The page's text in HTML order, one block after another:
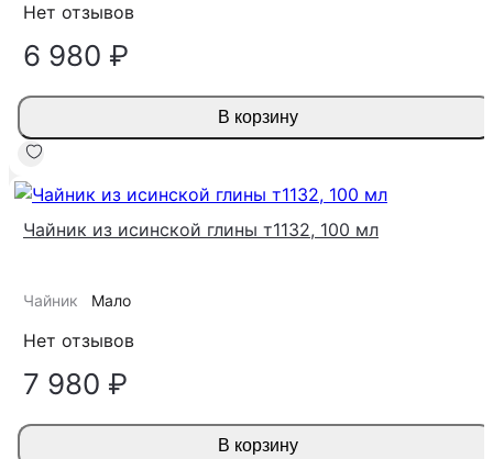
Нет отзывов
6 980 ₽
В корзину
Чайник из исинской глины т1132, 100 мл
Чайник Мало
Нет отзывов
7 980 ₽
В корзину